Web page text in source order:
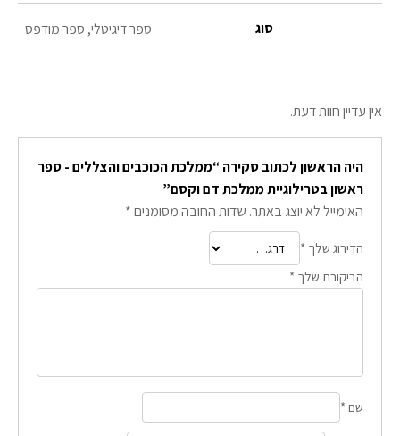
סוג ספר דיגיטלי, ספר מודפס
אין עדיין חוות דעת.
היה הראשון לכתוב סקירה “ממלכת הכוכבים והצללים - ספר
ראשון בטרילוגיית ממלכת דם וקסם”
האימייל לא יוצג באתר. שדות החובה מסומנים*
הדירוג שלך *
הביקורת שלך *
שם *